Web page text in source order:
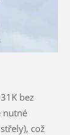
bez
nutné
což